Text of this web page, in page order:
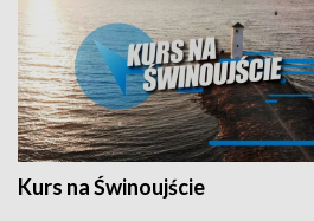
Kurs na Świnoujście